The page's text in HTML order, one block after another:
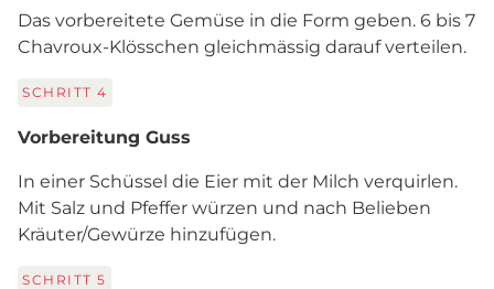
Das vorbereitete Gemüse in die Form geben. 6 bis 7
Chavroux-Klösschen gleichmässig darauf verteilen.
SCHRITT 4
Vorbereitung Guss
In einer Schüssel die Eier mit der Milch verquirlen.
Mit Salz und Pfeffer würzen und nach Belieben
Kräuter/Gewürze hinzufügen.
SCHRITT 5